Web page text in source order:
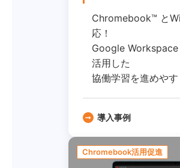
Chromebook™ と
応！
Google
活用した
協働学習を進めやす
導入事例
Chromebook活用促進